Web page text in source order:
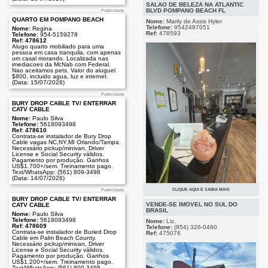
Publicidade
QUARTO EM POMPANO BEACH
Nome: Regina
Telefone: 954-5159278
Ref: 478612
Alugo quarto mobiliado para uma
pessoa em casa tranquila, com apenas
um casal morando. Localizada nas
imediacoes da McNab com Federal.
Nao aceitamos pets. Valor do aluguel
$800, incluido agua, luz e internet.
(Data: 15/07/2026)
Publicidade
BURY DROP CABLE TV/ ENTERRAR
CATV CABLE
Nome: Paulo Silva
Telefone: 5618093498
Ref: 478610
Contrata-se instalador de Bury Drop
Cable vagas NC,NY,MI Orlando/Tampa.
Necessário pickup/minivan, Driver
License e Social Security válidos.
Pagamento por produção. Ganhos
US$1.700+/sem. Treinamento pago.
Text/WhatsApp: (561) 809-3498
(Data: 14/07/2026)
Publicidade
BURY DROP CABLE TV/ ENTERRAR
CATV CABLE
Nome: Paulo Silva
Telefone: 5618093498
Ref: 478609
Contrata-se instalador de Buried Drop
Cable em Palm Beach County.
Necessário pickup/minivan, Driver
License e Social Security válidos.
Pagamento por produção. Ganhos
US$1.200+/sem. Treinamento pago.
2193
(Data: 14/07/2026)
SALÃO DE BELEZA NA ATLANTIC
BLVD POMPANO BEACH FL
Nome: Marily de Assis Hyler
Telefone: 9542497051
Ref: 478593
Pompano Beach, Com mais de 20
anos no mercado excelente reputação,
aposentando. Uma clientela fiel com
renda anual consistente, ideal para o
cabelereiro que queira ser dono do
(Data: 11/07/2026)
CLIQUE AQUI E SAIBA MAIS
VENDE-SE IMÓVEL NO SUL DO
BRASIL
Nome: Liz.
Telefone: (954) 326-0460
Ref: 475076